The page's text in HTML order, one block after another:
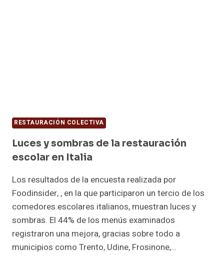
RESTAURACIÓN COLECTIVA
Luces y sombras de la restauración
escolar en Italia
Los resultados de la encuesta realizada por
Foodinsider, , en la que participaron un tercio de los
comedores escolares italianos, muestran luces y
sombras. El 44% de los menús examinados
registraron una mejora, gracias sobre todo a
municipios como Trento, Udine, Frosinone,…